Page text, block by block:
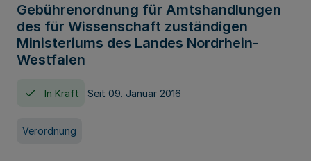
Gebührenordnung für Amtshandlungen
des für Wissenschaft zuständigen
Ministeriums des Landes Nordrhein-
Westfalen
In Kraft Seit 09. Januar 2016
Verordnung